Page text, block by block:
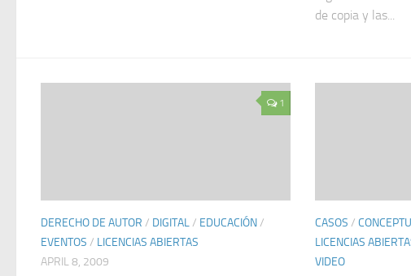
de copia y las...
1
DERECHO DE AUTOR / DIGITAL/ EDUCACIÓN/
EVENTOS / LICENCIAS ABIERTAS
APRIL 8, 2009
CASOS /
LICENCIAS
VIDEO